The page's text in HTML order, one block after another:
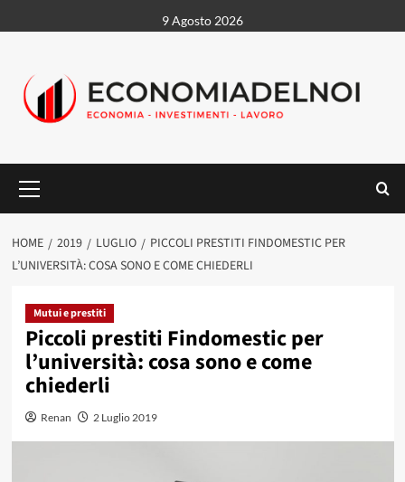
al
9 Agosto 2026
principale
HOME 2019 LUGLIO
PICCOLI PRESTITI FINDOMESTIC PER
L’UNIVERSITÀ: COSA SONO E COME CHIEDERLI
Mutui e prestiti
Piccoli prestiti Findomestic per
l’università: cosa sono e come
chiederli
Renan 2 Luglio 2019